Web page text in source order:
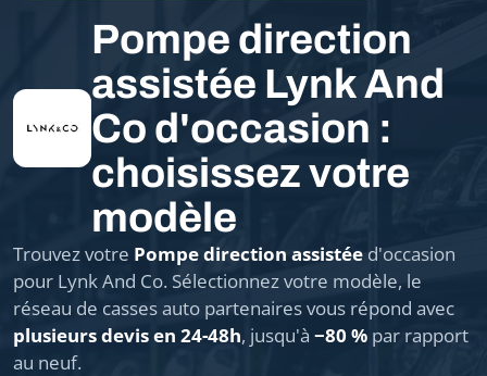
Pompe direction
assistée Lynk And
Co d'occasion :
choisissez votre
modèle
Trouvez votre Pompe direction assistée d'occasion
pour Lynk And Co. Sélectionnez votre modèle, le
réseau de casses auto partenaires vous répond avec
plusieurs devis en 24-48h, jusqu'à −80 % par rapport
au neuf.